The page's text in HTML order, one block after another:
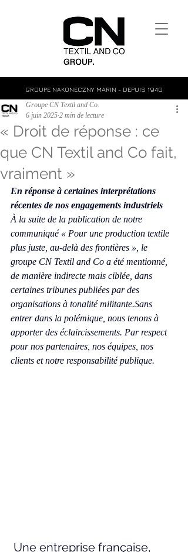
GROUPE NAKONECZNY MARIN - DEPUIS 1940
« Droit de réponse : ce
que CN Textil and Co fait,
vraiment »
Groupe CN Textil and Co.
6 juin 2025 2 min de lecture
En réponse à certaines interprétations
récentes de nos engagements industriels
À la suite de la publication de notre
communiqué « Pour une production textile
plus juste, au-delà des frontières » , le
groupe CN Textil and Co a été mentionné,
de manière indirecte mais ciblée, dans
certaines tribunes publiées par des
organisations à tonalité militante.Sans
entrer dans la polémique, nous tenons à
apporter des éclaircissements. Par respect
pour nos partenaires, nos équipes, nos
clients et notre responsabilité publique.